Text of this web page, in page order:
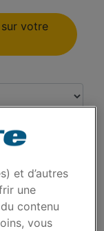
votre
et d’autres
une
contenu
vous